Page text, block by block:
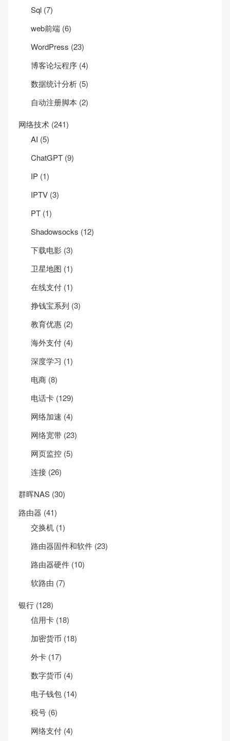
Sql (7)
web前端 (6)
WordPress (23)
博客论坛程序 (4)
数据统计分析 (5)
自动注册脚本 (2)
网络技术 (241)
AI (5)
ChatGPT (9)
IP (1)
IPTV (3)
PT (1)
Shadowsocks (12)
下载电影 (3)
卫星地图 (1)
在线支付 (1)
挣钱宝系列 (3)
教育优惠 (2)
海外支付 (4)
深度学习 (1)
电商 (8)
电话卡 (129)
网络加速 (4)
网络宽带 (23)
网页监控 (5)
连接 (26)
群晖NAS (30)
路由器 (41)
交换机 (1)
路由器固件和软件 (23)
路由器硬件 (10)
软路由 (7)
银行 (128)
信用卡 (18)
加密货币 (18)
外卡 (17)
数字货币 (4)
电子钱包 (14)
税号 (6)
网络支付 (4)